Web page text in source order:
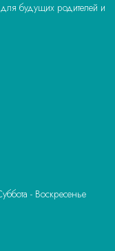
будущих родителей и
- Воскресенье